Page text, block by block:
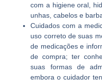
com a higiene oral,
unhas, cabelos e
Cuidados com a
uso correto de suas
de medicações e
de compra; ter
suas formas de
embora o cuidador